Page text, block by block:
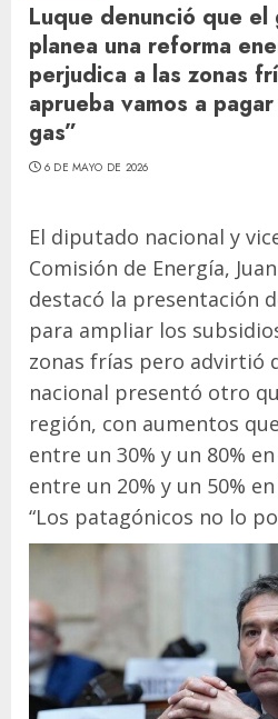
Luque denunció que el
planea una reforma
perjudica a las zonas
aprueba vamos a
gas”
6 DE MAYO DE 2026
El diputado nacional y
Comisión de Energía,
destacó la presentación
para ampliar los
zonas frías pero advirtió
nacional presentó otro
región, con aumentos
entre un 30% y un 80%
entre un 20% y un 50%
“Los patagónicos no lo